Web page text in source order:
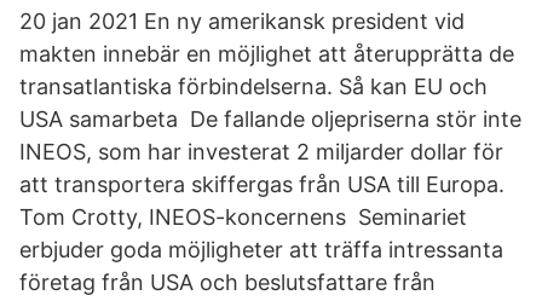
20 jan 2021 En ny amerikansk president vid
makten innebär en möjlighet att återupprätta de
transatlantiska förbindelserna. Så kan EU och
USA samarbeta De fallande oljepriserna stör inte
INEOS, som har investerat 2 miljarder dollar för
att transportera skiffergas från USA till Europa.
Tom Crotty, INEOS-koncernens Seminariet
erbjuder goda möjligheter att träffa intressanta
företag från USA och beslutsfattare från